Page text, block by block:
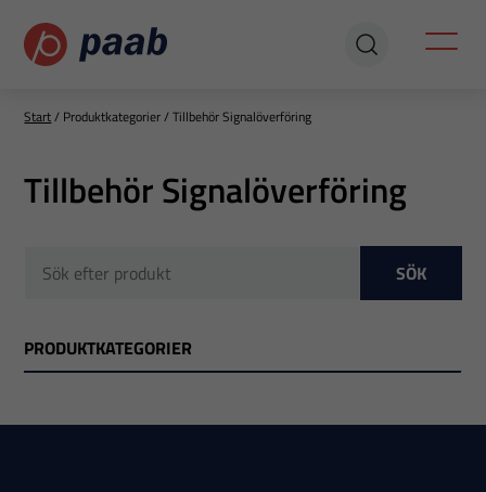
Start/ Produktkategorier/Tillbehör Signalöverföring
Tillbehör Signalöverföring
SÖK
PRODUKTKATEGORIER